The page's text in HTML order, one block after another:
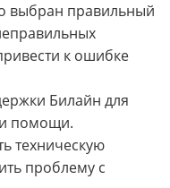
выбран правильный
к ошибке
Билайн для
и помощи.
техническую
проблему с